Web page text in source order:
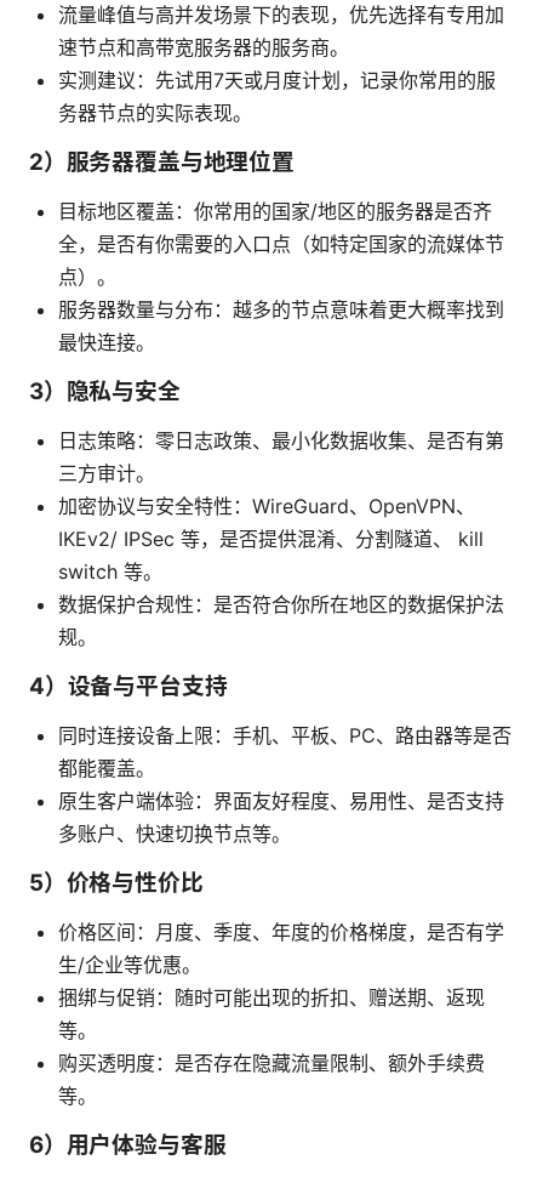
流量峰值与高并发场景下的表现，优先选择有专用加
速节点和高带宽服务器的服务商。
实测建议：先试用7天或月度计划，记录你常用的服
务器节点的实际表现。
2）服务器覆盖与地理位置
目标地区覆盖：你常用的国家/地区的服务器是否齐
全，是否有你需要的入口点（如特定国家的流媒体节
点）。
服务器数量与分布：越多的节点意味着更大概率找到
最快连接。
3）隐私与安全
日志策略：零日志政策、最小化数据收集、是否有第
三方审计。
加密协议与安全特性：WireGuard、OpenVPN、
IKEv2/ IPSec 等，是否提供混淆、分割隧道、 kill
switch 等。
数据保护合规性：是否符合你所在地区的数据保护法
规。
4）设备与平台支持
同时连接设备上限：手机、平板、PC、路由器等是否
都能覆盖。
原生客户端体验：界面友好程度、易用性、是否支持
多账户、快速切换节点等。
5）价格与性价比
价格区间：月度、季度、年度的价格梯度，是否有学
生/企业等优惠。
捆绑与促销：随时可能出现的折扣、赠送期、返现
等。
购买透明度：是否存在隐藏流量限制、额外手续费
等。
6）用户体验与客服